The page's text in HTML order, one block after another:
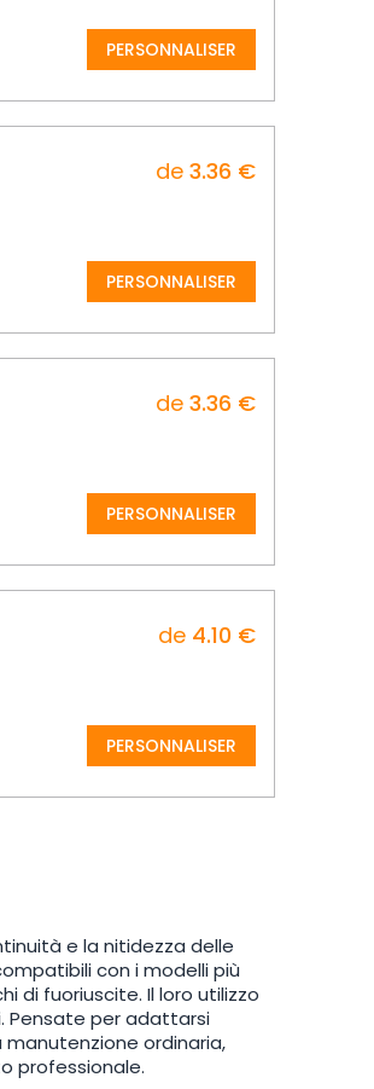
PERSONNALISER
de 3.36 €
PERSONNALISER
de 3.36 €
PERSONNALISER
de 4.10 €
PERSONNALISER
e la nitidezza delle
con i modelli più
di fuoriuscite. Il loro utilizzo
Pensate per adattarsi
ordinaria,
professionale.